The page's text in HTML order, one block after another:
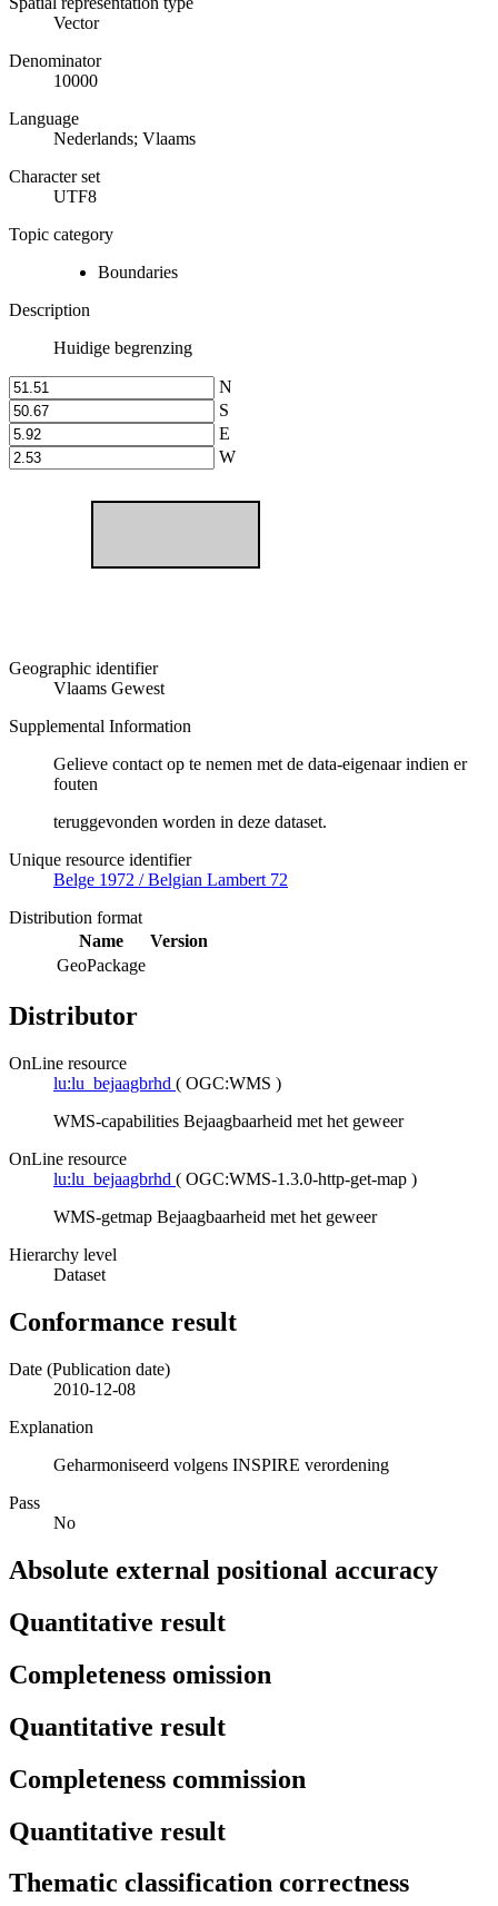
Vector
Denominator
10000
Language
Nederlands; Vlaams
Character set
UTF8
Topic category
Boundaries
Description
Huidige begrenzing
N
S
E
W
Geographic identifier
Vlaams Gewest
Supplemental Information
Gelieve contact op te nemen met de data-eigenaar indien er
fouten
teruggevonden worden in deze dataset.
Unique resource identifier
Belge 1972 / Belgian Lambert 72
Distribution format
Name
Version
GeoPackage
Distributor
OnLine resource
lu:lu_bejaagbrhd ( OGC:WMS )
WMS-capabilities Bejaagbaarheid met het geweer
OnLine resource
lu:lu_bejaagbrhd ( OGC:WMS-1.3.0-http-get-map )
WMS-getmap Bejaagbaarheid met het geweer
Hierarchy level
Dataset
Conformance result
Date (Publication date)
2010-12-08
Explanation
Geharmoniseerd volgens INSPIRE verordening
Pass
No
Absolute external positional accuracy
Quantitative result
Completeness omission
Quantitative result
Completeness commission
Quantitative result
Thematic classification correctness